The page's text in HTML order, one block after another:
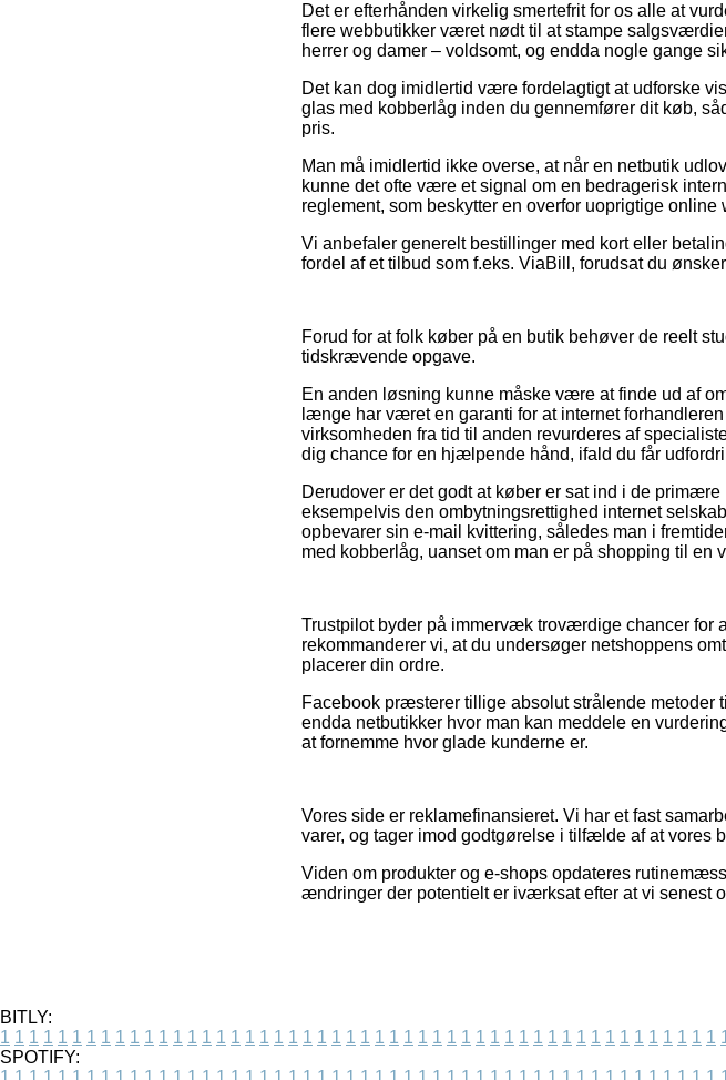
Det er efterhånden virkelig smertefrit for os alle at
flere webbutikker været nødt til at stampe
herrer og damer – voldsomt, og endda nogle gange
Det kan dog imidlertid være fordelagtigt at udforske
glas med kobberlåg inden du gennemfører dit køb,
pris.
Man må imidlertid ikke overse, at når en netbutik
kunne det ofte være et signal om en bedragerisk
reglement, som beskytter en overfor uoprigtige online
Vi anbefaler generelt bestillinger med kort eller
fordel af et tilbud som f.eks. ViaBill, forudsat du
Forud for at folk køber på en butik behøver de reelt
tidskrævende opgave.
En anden løsning kunne måske være at finde ud af
længe har været en garanti for at internet
virksomheden fra tid til anden revurderes af
dig chance for en hjælpende hånd, ifald du får
Derudover er det godt at køber er sat ind i de
eksempelvis den ombytningsrettighed internet
opbevarer sin e-mail kvittering, således man i
med kobberlåg, uanset om man er på shopping til en
Trustpilot byder på immervæk troværdige chancer
rekommanderer vi, at du undersøger netshoppens
placerer din ordre.
Facebook præsterer tillige absolut strålende metoder
endda netbutikker hvor man kan meddele en
at fornemme hvor glade kunderne er.
Vores side er reklamefinansieret. Vi har et fast
varer, og tager imod godtgørelse i tilfælde af at vores
Viden om produkter og e-shops opdateres
ændringer der potentielt er iværksat efter at vi senest
BITLY:
1 1 1 1 1 1 1 1 1 1 1 1 1 1 1 1 1 1 1 1 1 1 1 1 1 1 1 1 1 1 1 1 1 1 1 1 1 1 1 1 1 1 1 1 1 1 1 1 1 1
SPOTIFY: